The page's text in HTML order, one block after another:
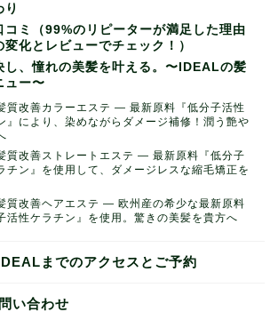
り
コミ（99%のリピーターが満足した理由
変化とレビューでチェック！）
し、憧れの美髪を叶える。〜IDEALの髪
ュー〜
質改善カラーエステ ― 最新原料『低分子活性
』により、染めながらダメージ補修！潤う艶や
質改善ストレートエステ ― 最新原料『低分子
チン』を使用して、ダメージレスな縮毛矯正を
質改善ヘアエステ ― 欧州産の希少な最新原料
活性ケラチン』を使用。驚きの美髪を貴方へ
までのアクセスとご予約
い合わせ